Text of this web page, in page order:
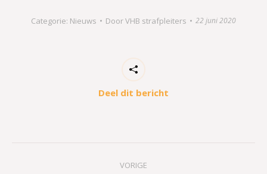
Categorie: Nieuws DoorVHB strafpleiters 22 juni 2020
Deel dit bericht
VORIGE